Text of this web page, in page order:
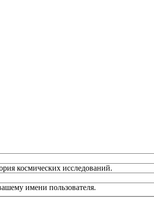
космических исследований.
имени пользователя.